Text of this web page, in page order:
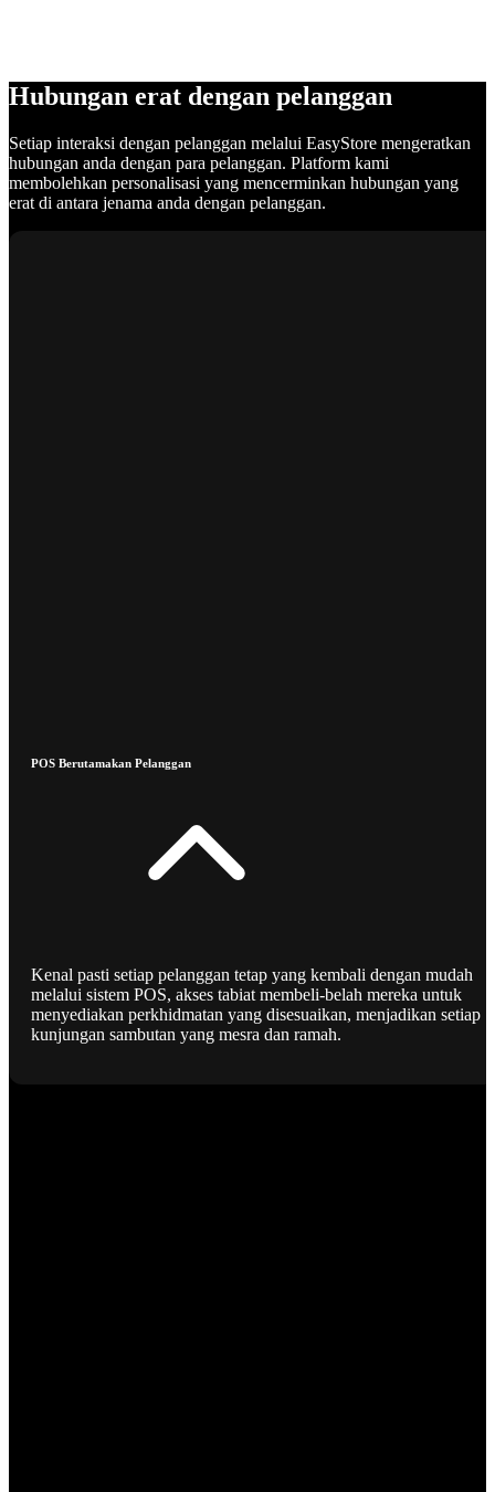
Hubungan erat dengan pelanggan
Setiap interaksi dengan pelanggan melalui EasyStore mengeratkan
hubungan anda dengan para pelanggan. Platform kami
membolehkan personalisasi yang mencerminkan hubungan yang
erat di antara jenama anda dengan pelanggan.
POS Berutamakan Pelanggan
Kenal pasti setiap pelanggan tetap yang kembali dengan mudah
melalui sistem POS, akses tabiat membeli-belah mereka untuk
menyediakan perkhidmatan yang disesuaikan, menjadikan setiap
kunjungan sambutan yang mesra dan ramah.